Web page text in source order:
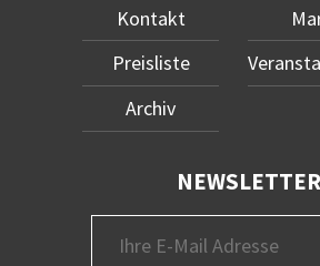
Kontakt
Preisliste
Archiv
NEWSLETTER